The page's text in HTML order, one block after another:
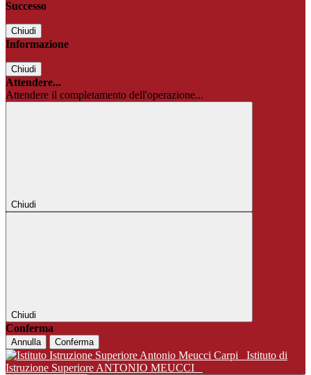
Successo
Chiudi
Informazione
Chiudi
Attendere...
Attendere il completamento dell'operazione...
Chiudi
Chiudi
Conferma
Annulla Conferma
Istituto di
Istruzione Superiore ANTONIO MEUCCI